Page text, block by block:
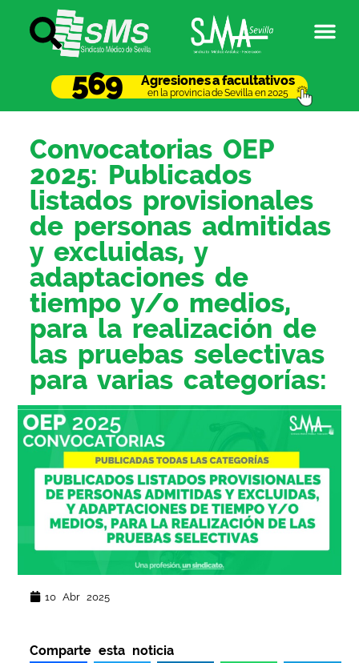
Agresiones a facultativos
en la provincia de Sevilla en 2025
569
Convocatorias OEP
2025: Publicados
listados provisionales
de personas admitidas
y excluidas, y
adaptaciones de
tiempo y/o medios,
para la realización de
las pruebas selectivas
para varias categorías:
10 Abr 2025
Comparte esta noticia